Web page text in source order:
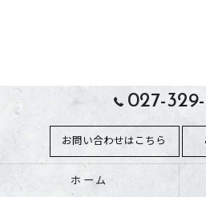
027-
お問い合わせはこちら
ホーム